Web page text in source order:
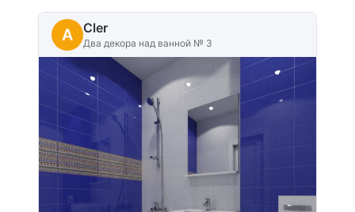
A Cler
Два декора над ванной № 3